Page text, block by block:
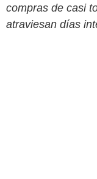
compras de casi
atraviesan días